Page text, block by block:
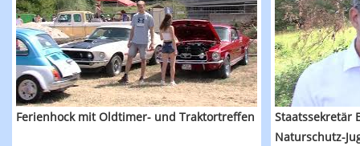
Ferienhock mit Oldtimer- und Traktortreffen
Staatssekretär
Naturschutz-